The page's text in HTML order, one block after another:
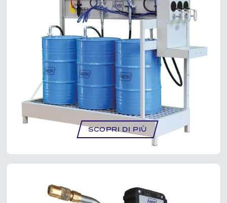
KIT DISTRIBUZIONE OLIO SU VASCA
CONTENIMENTO CON BAR OLIO (2 TIPI
OLIO E 2 FUSTI) – NK1212
SCOPRI DI PIÙ